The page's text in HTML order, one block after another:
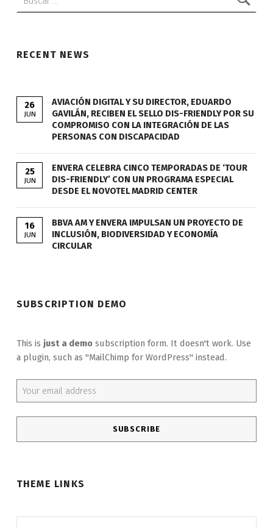
RECENT NEWS
26
JUN
AVIACIÓN DIGITAL Y SU DIRECTOR, EDUARDO
GAVILÁN, RECIBEN EL SELLO DIS-FRIENDLY POR SU
COMPROMISO CON LA INTEGRACIÓN DE LAS
PERSONAS CON DISCAPACIDAD
25
JUN
ENVERA CELEBRA CINCO TEMPORADAS DE ‘TOUR
DIS-FRIENDLY’ CON UN PROGRAMA ESPECIAL
DESDE EL NOVOTEL MADRID CENTER
16
JUN
BBVA AM Y ENVERA IMPULSAN UN PROYECTO DE
INCLUSIÓN, BIODIVERSIDAD Y ECONOMÍA
CIRCULAR
SUBSCRIPTION DEMO
This is just a demosubscription form. It doesn't work. Use
a plugin, such as "MailChimp for WordPress" instead.
Email address:
THEME LINKS